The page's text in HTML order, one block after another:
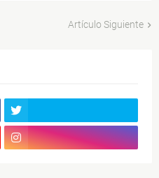
Artículo Siguiente